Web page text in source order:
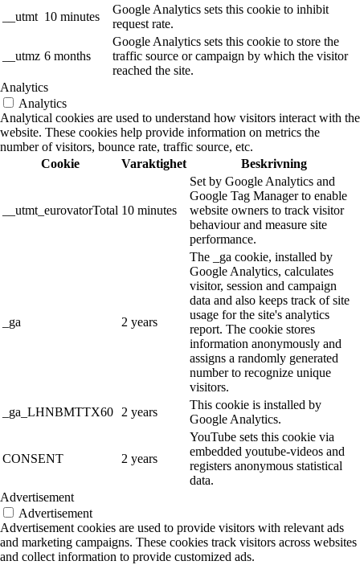
__utmt 10 minutes
Google Analytics sets this cookie to inhibit
request rate.
__utmz 6 months
Google Analytics sets this cookie to store the
traffic source or campaign by which the visitor
reached the site.
Analytics
Analytics
Analytical cookies are used to understand how visitors interact with the
website. These cookies help provide information on metrics the
number of visitors, bounce rate, traffic source, etc.
Cookie
Varaktighet Beskrivning
__utmt_eurovatorTotal 10 minutes
Set by Google Analytics and
Google Tag Manager to enable
website owners to track visitor
behaviour and measure site
performance.
_ga 2 years
The _ga cookie, installed by
Google Analytics, calculates
visitor, session and campaign
data and also keeps track of site
usage for the site's analytics
report. The cookie stores
information anonymously and
assigns a randomly generated
number to recognize unique
visitors.
_ga_LHNBMTTX60
2 years
This cookie is installed by
Google Analytics.
CONSENT 2 years
YouTube sets this cookie via
embedded youtube-videos and
registers anonymous statistical
data.
Advertisement
Advertisement
Advertisement cookies are used to provide visitors with relevant ads
and marketing campaigns. These cookies track visitors across websites
and collect information to provide customized ads.